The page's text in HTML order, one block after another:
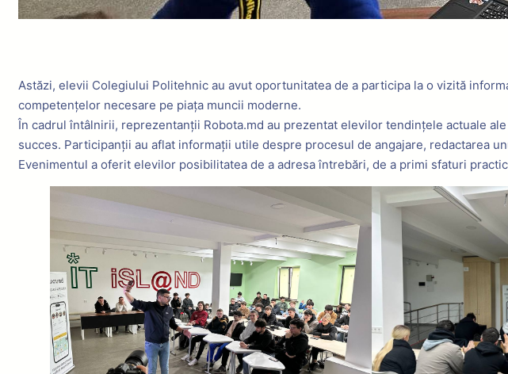
Astăzi, elevii Colegiului Politehnic au avut oportunitatea de a participa la o vizită
competențelor necesare pe piața muncii moderne.
În cadrul întâlnirii, reprezentanții Robota.md au prezentat elevilor tendințele actuale
succes. Participanții au aflat informații utile despre procesul de angajare, redactarea
Evenimentul a oferit elevilor posibilitatea de a adresa întrebări, de a primi sfaturi